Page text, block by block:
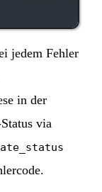
jedem Fehler
in der
via